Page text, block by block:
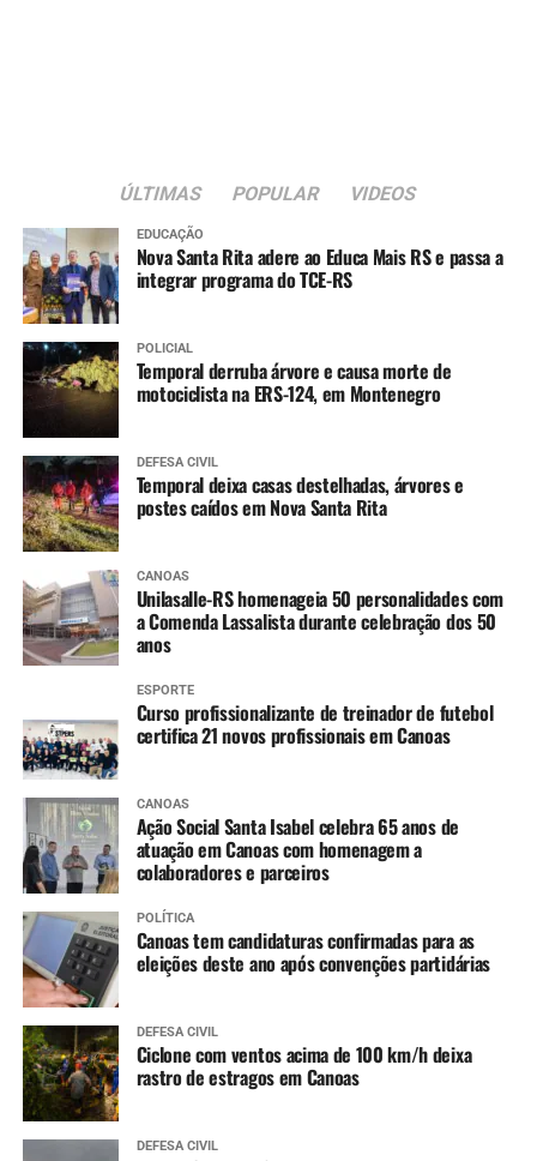
Pólio (1ª dose reforço)
Tríplice viral (2ª dose)
Varicela (1ª dose)
Hepatite A (1ª dose)
4 anos:
Tríplice bacteriana – DTP (2ª dose reforço)
Pólio (2ª dose reforço)
A partir dos 7 anos
Difteria e Tétano –
vacinal)
9 a 14 anos
HPV (dose única)
10 a 14 anos
Dengue (2 doses, com intervalo de 3 meses entre
as doses)
Meningo ACWY (dose única)
ÚLTIMAS POPULAR VIDEOS
EDUCAÇÃO
Nova Santa Rita adere ao Educa Mais RS e passa a
integrar programa do TCE-RS
POLICIAL
Temporal derruba árvore e causa morte de
motociclista na ERS-124, em Montenegro
DEFESA CIVIL
Temporal deixa casas destelhadas, árvores e
postes caídos em Nova Santa Rita
CANOAS
Unilasalle-RS homenageia 50 personalidades com
a Comenda Lassalista durante celebração dos 50
anos
ESPORTE
Curso profissionalizante de treinador de futebol
certifica 21 novos profissionais em Canoas
CANOAS
Ação Social Santa Isabel celebra 65 anos de
atuação em Canoas com homenagem a
colaboradores e parceiros
POLÍTICA
Canoas tem candidaturas confirmadas para as
eleições deste ano após convenções partidárias
DEFESA CIVIL
Ciclone com ventos acima de 100 km/h deixa
rastro de estragos em Canoas
DEFESA CIVIL